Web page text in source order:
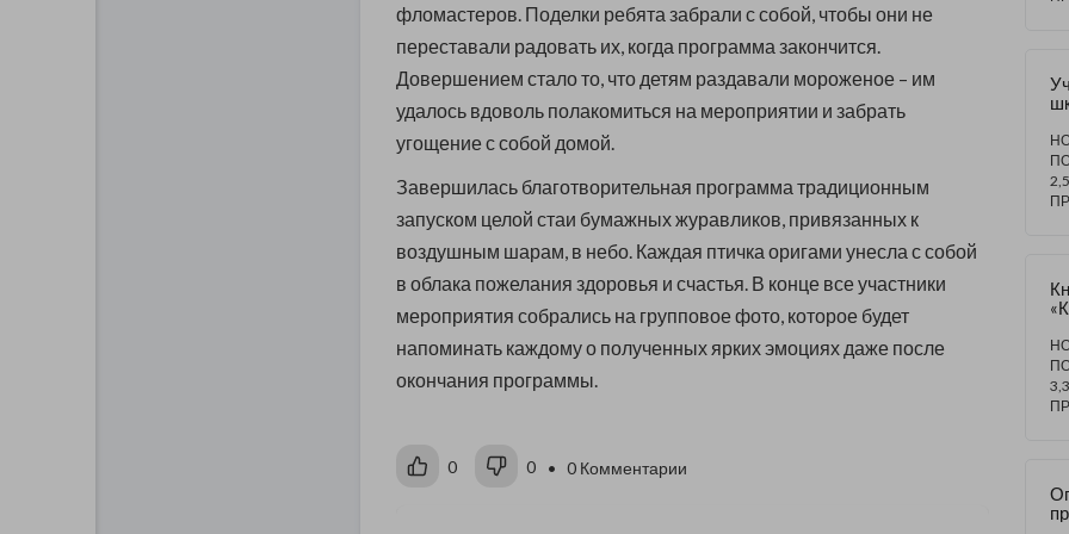
фломастеров. Поделки ребята забрали с собой, чтобы они не
переставали радовать их, когда программа закончится.
Довершением стало то, что детям раздавали мороженое – им
удалось вдоволь полакомиться на мероприятии и забрать
угощение с собой домой.
Завершилась благотворительная программа традиционным
запуском целой стаи бумажных журавликов, привязанных к
воздушным шарам, в небо. Каждая птичка оригами унесла с собой
в облака пожелания здоровья и счастья. В конце все участники
мероприятия собрались на групповое фото, которое будет
напоминать каждому о полученных ярких эмоциях даже после
окончания программы.
0 0 • 0 Комментарии
и
–